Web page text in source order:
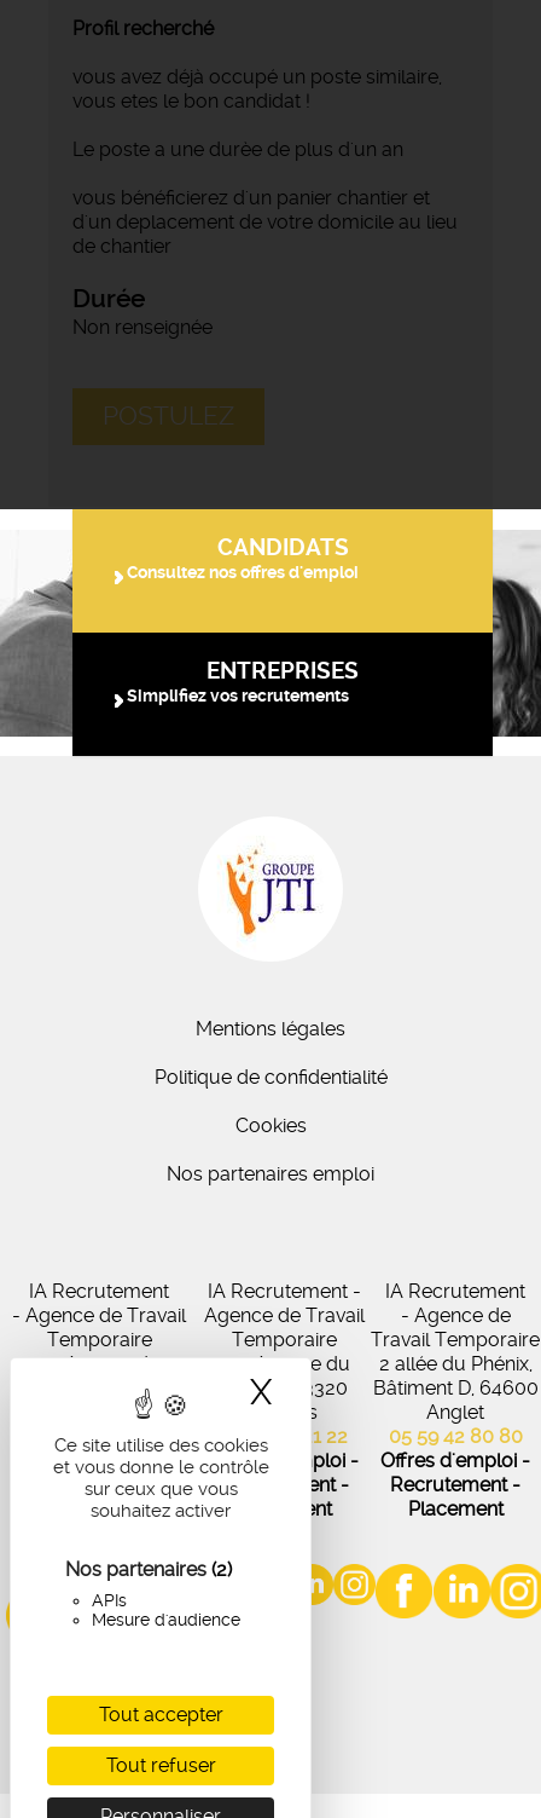
Ce site utilise des cookies
et vous donne le contrôle
sur ceux que vous
souhaitez activer
Nos partenaires (2)
APIs
Mesure d'audience
Tout accepter
Tout refuser
X Masquer le
Profil recherché
vous avez déjà occupé un poste similaire,
vous etes le bon candidat !
Le poste a une durèe de plus d'un an
vous bénéficierez d'un panier chantier et
d'un deplacement de votre domicile au lieu
de chantier
Durée
Non renseignée
POSTULEZ
CANDIDATS
Consultez nos offres d'emploi
ENTREPRISES
Simplifiez vos recrutements
Mentions légales
Politique de confidentialité
Cookies
Nos partenaires emploi
IA Recrutement
- Agence de Travail
Temporaire
27 Avenue de
Virecourt, 33370
Artigues-près-
Bordeaux
05 56 67 48 57
Offres d'emploi -
Recrutement -
IA Recrutement -
Agence de Travail
Temporaire
102 Avenue du
Médoc, 33320
Eysines
05 56 45 21 22
Offres d'emploi -
Recrutement -
Placement
IA Recrutement
- Agence de
Travail Temporaire
2 allée du Phénix,
Bâtiment D, 64600
Anglet
05 59 42 80 80
Offres d'emploi -
Recrutement -
Placement